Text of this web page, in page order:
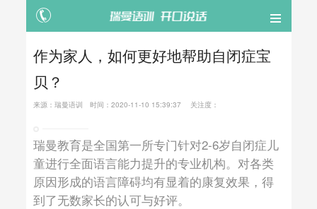
作为家人，如何更好地帮助自闭症宝
贝？
来源： 瑞曼语训 时间： 2020-11-10 15:39:37 关注度：
瑞曼教育是全国第一所专门针对2-6岁自闭症儿
童进行全面语言能力提升的专业机构。对各类
原因形成的语言障碍均有显着的康复效果，得
到了无数家长的认可与好评。